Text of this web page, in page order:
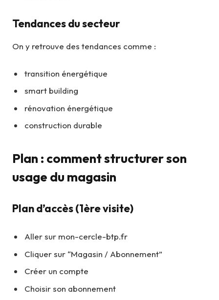
Tendances du secteur
On y retrouve des tendances comme :
transition énergétique
smart building
rénovation énergétique
construction durable
Plan : comment structurer son
usage du magasin
Plan d’accès (1ère visite)
Aller sur mon-cercle-btp.fr
Cliquer sur “Magasin / Abonnement”
Créer un compte
Choisir son abonnement